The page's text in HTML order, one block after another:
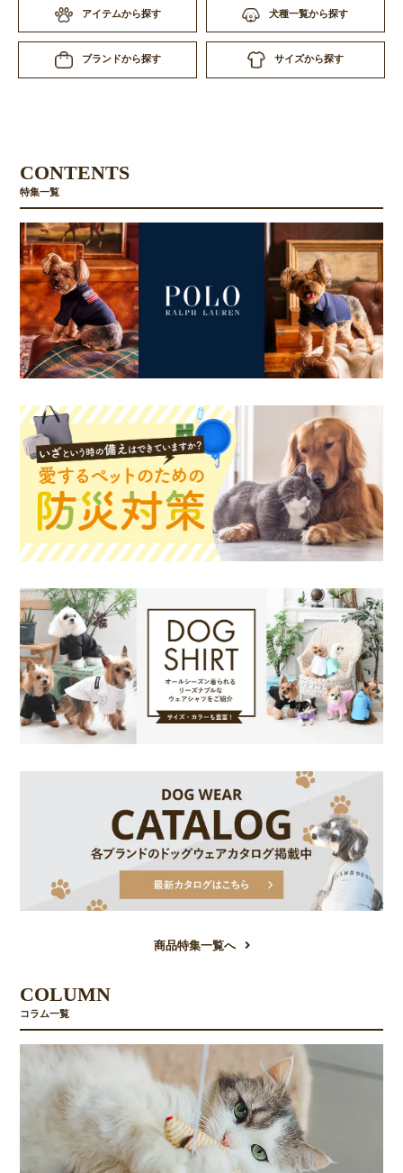
アイテムから探す 犬種一覧から探す
ブランドから探す サイズから探す
CONTENTS
特集一覧
商品特集一覧へ
COLUMN
コラム一覧